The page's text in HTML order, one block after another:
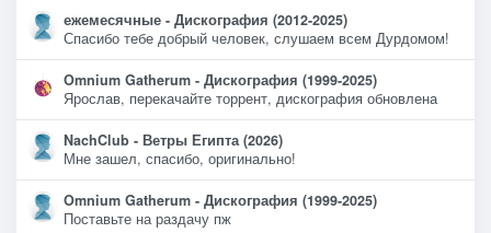
ежемесячные - Дискография (2012-2025)
Спасибо тебе добрый человек, слушаем всем Дурдомом!
Omnium Gatherum - Дискография (1999-2025)
Ярослав, перекачайте торрент, дискография обновлена
NachClub - Ветры Египта (2026)
Мне зашел, спасибо, оригинально!
Omnium Gatherum - Дискография (1999-2025)
Поставьте на раздачу пж